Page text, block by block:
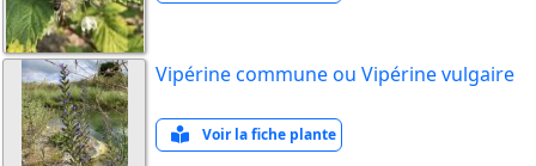
Vipérine commune ou Vipérine vulgaire
Voir la fiche plante